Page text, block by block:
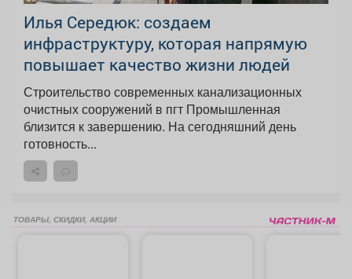
Илья Середюк: создаем
инфраструктуру, которая напрямую
повышает качество жизни людей
Строительство современных канализационных
очистных сооружений в пгт Промышленная
близится к завершению. На сегодняшний день
готовность...
ТОВАРЫ, СКИДКИ, АКЦИИ